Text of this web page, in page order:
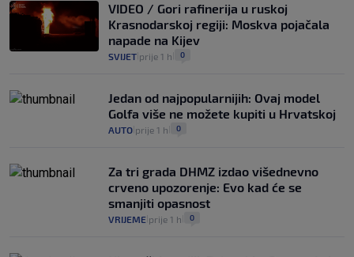
VIDEO / Gori rafinerija u ruskoj
Krasnodarskoj regiji: Moskva pojačala
napade na Kijev
SVIJET prije 1 h 0
Jedan od najpopularnijih: Ovaj model
Golfa više ne možete kupiti u Hrvatskoj
AUTO prije 1 h 0
Za tri grada DHMZ izdao višednevno
crveno upozorenje: Evo kad će se
smanjiti opasnost
VRIJEME prije 1 h 0